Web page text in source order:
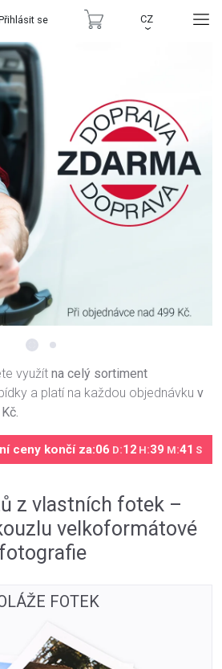
se CZ
›
využít na celý sortiment
a platí na každou objednávku v
ceny končí za:06 D:12 H:39 M:41 S
z vlastních fotek –
velkoformátové
fotografie
FOTEK